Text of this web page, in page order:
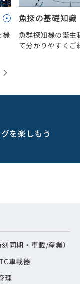
機
魚探の基礎知識
魚群探知機の誕生
て分かりやすくご
を楽しもう
同期・車載/産業）
車載器
理